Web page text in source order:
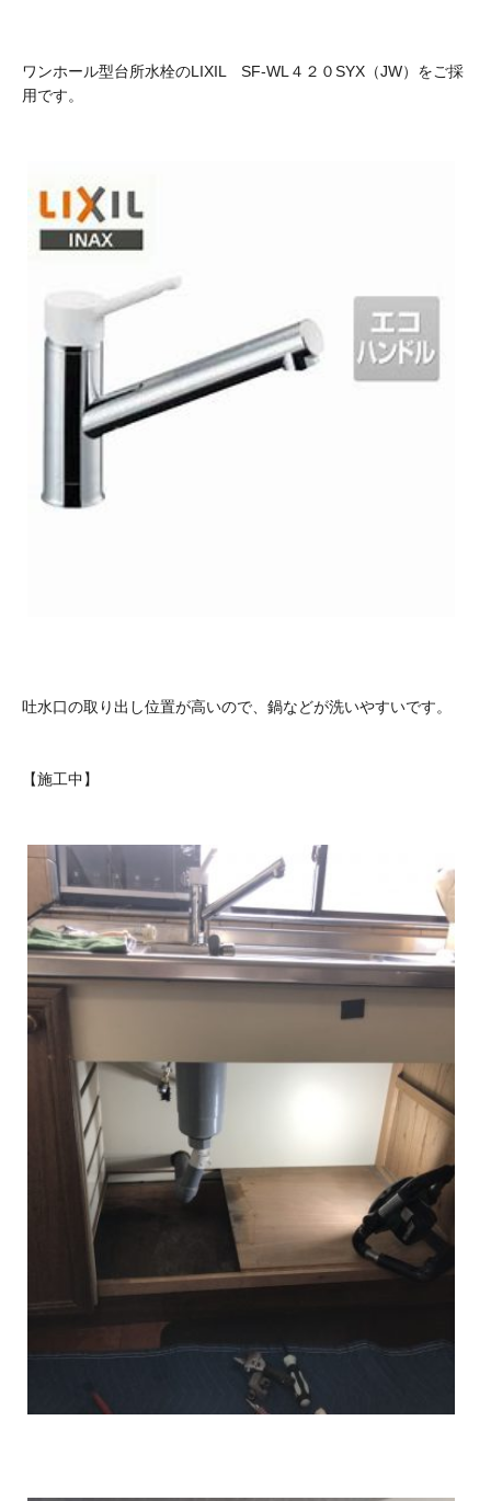
ワンホール型台所水栓のLIXIL SF-WL４２０SYX（JW）をご採
用です。
吐水口の取り出し位置が高いので、鍋などが洗いやすいです。
【施工中】